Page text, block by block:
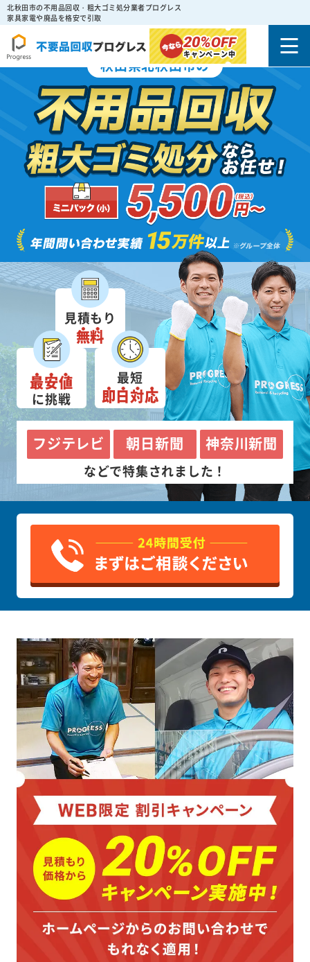
北秋田市の不用品回収・粗大ゴミ処分業者プログレス
家具家電や廃品を格安で引取
20%OFF
キャンペーン中
秋田県北秋田市の
見積もり
無料
最安値
に挑戦
最短
即日対応
フジテレビ 朝日新聞 神奈川新聞
などで特集されました！